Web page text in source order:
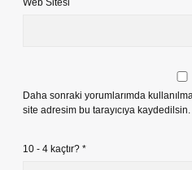
Web Sitesi
Daha sonraki yorumlarımda
site adresim bu tarayıcıya kaydedilsin.
10 - 4 kaçtır? *